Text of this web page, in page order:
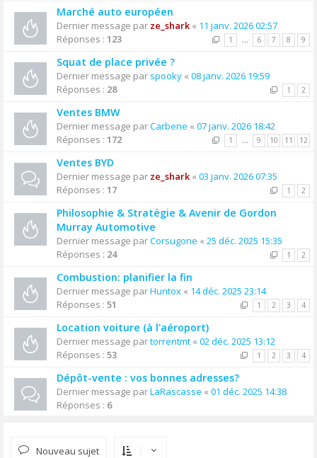
Marché auto européen
Dernier message par ze_shark« 11 janv. 2026 02:57
Réponses : 123 1 … 6 7 8 9
Squat de place privée ?
Dernier message par spooky « 08 janv. 2026 19:59
Réponses : 28 1 2
Ventes BMW
Dernier message parCarbene « 07 janv. 2026 18:42
Réponses : 172 1 … 9 10 11 12
Ventes BYD
Dernier message par ze_shark« 03 janv. 2026 07:35
Réponses : 17 1 2
Philosophie & Stratégie & Avenir de Gordon
Murray Automotive
Dernier message parCorsugone « 25 déc. 2025 15:35
Réponses : 24 1 2
Combustion: planifier la fin
Dernier message parHuntox « 14 déc. 2025 23:14
Réponses : 51 1 2 3 4
Location voiture (à l'aéroport)
Dernier message partorrentmt « 02 déc. 2025 13:12
Réponses : 53 1 2 3 4
Dépôt-vente : vos bonnes adresses?
Dernier message parLaRascasse « 01 déc. 2025 14:38
Réponses : 6
Nouveau sujet